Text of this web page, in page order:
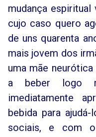
mudança
cujo caso quero
de uns quarenta
mais jovem dos
uma mãe
a beber logo
imediatamente
bebida para
sociais, e com